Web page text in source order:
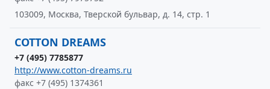
103009, Москва, Тверской бульвар, д. 14, стр. 1
COTTON DREAMS
+7 (495) 7785877
http://www.cotton-dreams.ru
факс +7 (495) 1374361